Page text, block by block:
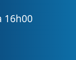
16h00